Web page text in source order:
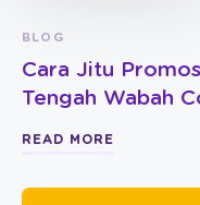
BLOG
Cara Jitu
Tengah Wabah
READ MORE